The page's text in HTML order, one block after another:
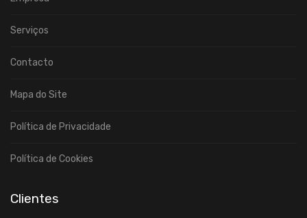
Serviços
Contacto
Mapa do Site
Política de Privacidade
Política de Cookies
Clientes